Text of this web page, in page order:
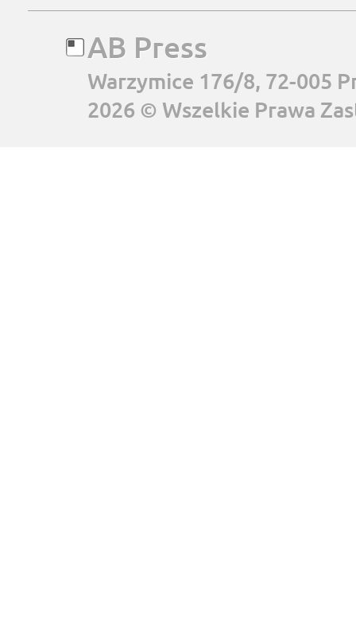
AB Press
Warzymice 176/8, 72-005
2026 © Wszelkie Prawa